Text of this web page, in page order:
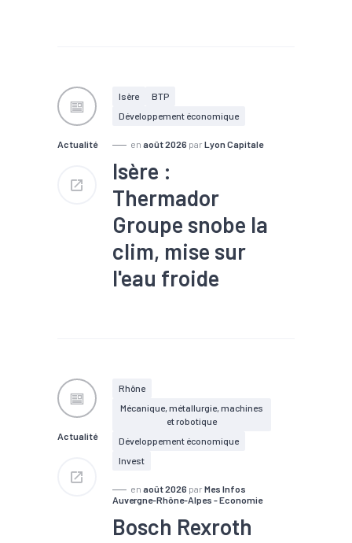
Actualité
Isère
BTP
Développement économique
en août 2026 par Lyon Capitale
Isère :
Thermador
Groupe snobe la
clim, mise sur
l'eau froide
rafraîchissement. Le
Thermador Groupe refuse
pourtant d'investir ce marché.
Une prudence qui interroge en
pleine adaptation climatique.
Actualité
Rhône
Mécanique, métallurgie, machines
et robotique
Développement économique
Invest
en août 2026 par Mes Infos
Auvergne-Rhône-Alpes - Economie
Bosch Rexroth